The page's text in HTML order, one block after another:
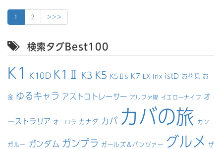
1 2 >>>
検索タグBest100
K1 K10D K1Ⅱ K3 K5 K5Ⅱs K7 LX irix istD お花見 お
金 ゆるキャラ アストロトレーサー アルファ線 イエローナイフ オ
ーストラリア オーロラ カナダ カバ カバの旅 カン
ガルー ガンダム ガンプラ ガールズ＆パンツァー グルメ ザ